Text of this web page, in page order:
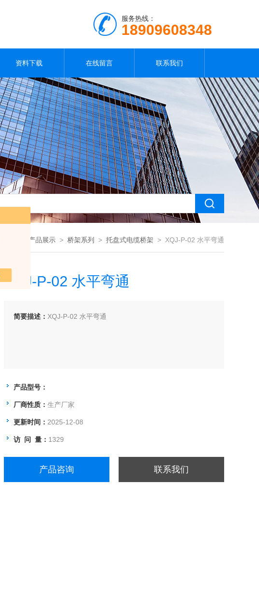
服务热线：
18909608348
资料下载 在线留言 联系我们
产品展示 > 桥架系列 > 托盘式电缆桥架 > XQJ-P-02 水平弯通
XQJ-P-02 水平弯通
简要描述： XQJ-P-02 水平弯通
产品型号：
厂商性质： 生产厂家
更新时间： 2025-12-08
访 问 量： 1329
产品咨询 联系我们